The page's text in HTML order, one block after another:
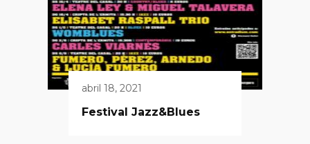
abril 18, 2021
Festival Jazz&Blues